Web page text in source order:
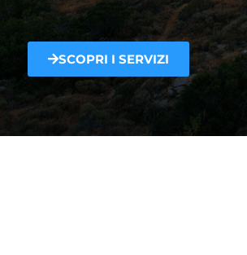
SCOPRI I SERVIZI